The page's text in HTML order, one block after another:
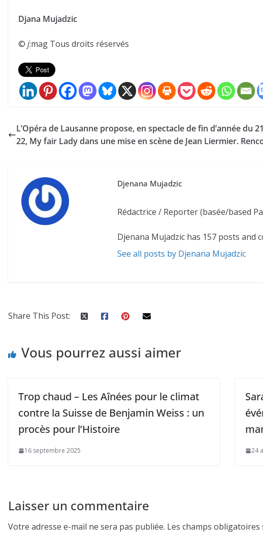
Djana Mujadzic
© j:mag Tous droits réservés
L’Opéra de Lausanne propose, en spectacle de fin d’année du
22, My fair Lady dans une mise en scène de Jean Liermier.
Djenana Mujadzic
Rédactrice / Reporter (basée/based
Djenana Mujadzic has 157 posts and
See all posts by Djenana Mujadzic
Share This Post:
Vous pourrez aussi aimer
Trop chaud – Les Aînées pour le climat
contre la Suisse de Benjamin Weiss : un
procès pour l’Histoire
16 septembre 2025 24
Laisser un commentaire
Votre adresse e-mail ne sera pas publiée. Les champs obligatoires